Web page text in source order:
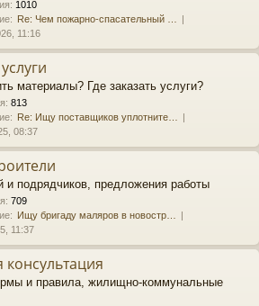
: 1010
Re: Чем пожарно-спасательный …
11:16
материалы? Где заказать услуги?
: 813
Re: Ищу поставщиков уплотните…
08:37
и подрядчиков, предложения работы
: 709
Ищу бригаду маляров в новостр…
11:37
и правила, жилищно-коммунальные